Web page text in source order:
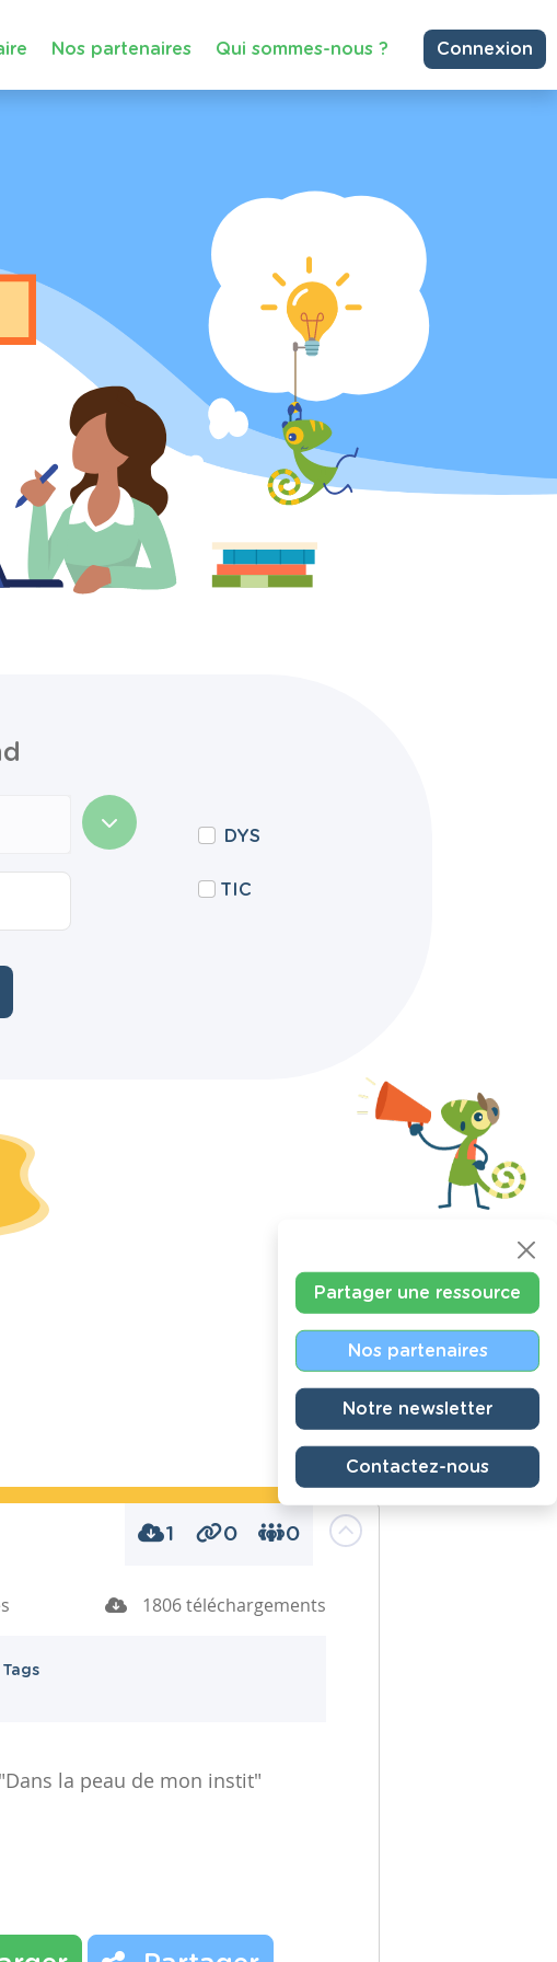
Nos partenaires Qui sommes-nous ? Connexion
DYS
TIC
1 0 0
1806 téléchargements
Tags
la peau de mon instit"
Partager une ressource
Nos partenaires
Notre newsletter
Contactez-nous